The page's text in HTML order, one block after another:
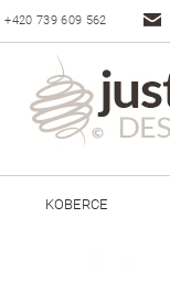
+420 739 609 562
KOBERCE